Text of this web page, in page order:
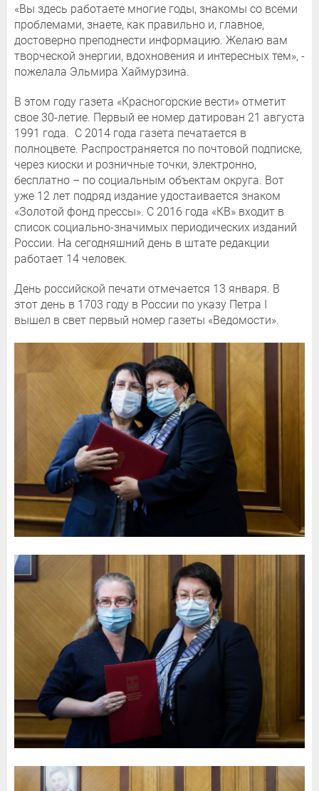
«Вы здесь работаете многие годы, знакомы со всеми
проблемами, знаете, как правильно и, главное,
достоверно преподнести информацию. Желаю вам
творческой энергии, вдохновения и интересных тем», -
пожелала Эльмира Хаймурзина.
В этом году газета «Красногорские вести» отметит
свое 30-летие. Первый ее номер датирован 21 августа
1991 года. С 2014 года газета печатается в
полноцвете. Распространяется по почтовой подписке,
через киоски и розничные точки, электронно,
бесплатно – по социальным объектам округа. Вот
уже 12 лет подряд издание удостаивается знаком
«Золотой фонд прессы». С 2016 года «КВ» входит в
список социально-значимых периодических изданий
России. На сегодняшний день в штате редакции
работает 14 человек.
День российской печати отмечается 13 января. В
этот день в 1703 году в России по указу Петра I
вышел в свет первый номер газеты «Ведомости».